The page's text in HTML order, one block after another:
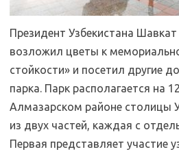
Президент Узбекистана
возложил цветы к
стойкости» и посетил другие
парка. Парк располагается на
Алмазарском районе столицы
из двух частей, каждая с
Первая представляет участие